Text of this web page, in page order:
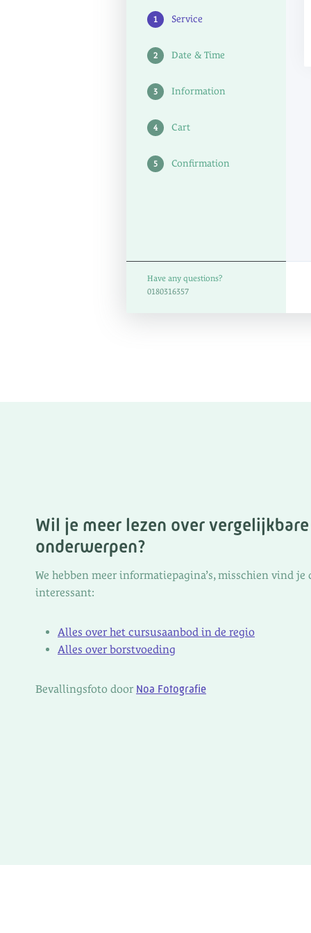
1 Service
2 Date & Time
3 Information
4 Cart
5 Confirmation
Have any questions?
0180316357
Wil je meer lezen over vergelijkbare
onderwerpen?
We hebben meer informatiepagina’s, misschien vind je
interessant:
Alles over het cursusaanbod in de regio
Alles over borstvoeding
Bevallingsfoto door Noa Fotografie